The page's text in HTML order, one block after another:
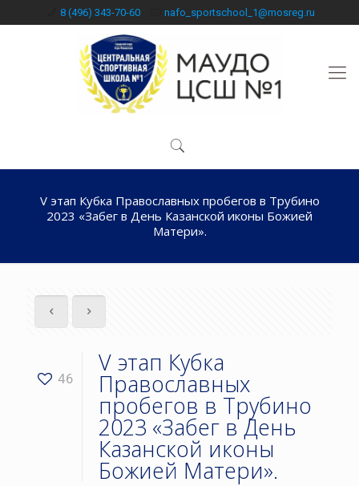
8 (496) 343-70-60 nafo_sportschool_1@mosreg.ru
V этап Кубка Православных пробегов в Трубино
2023 «Забег в День Казанской иконы Божией
Матери».
46
V этап Кубка
Православных
пробегов в Трубино
2023 «Забег в День
Казанской иконы
Божией Матери».